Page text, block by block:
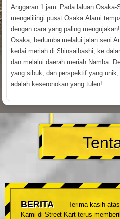
Anggaran 1 jam. Pada laluan Osaka-
mengelilingi pusat Osaka.Alami
dengan cara yang paling
Osaka, berlumba melalui jalan seni
kedai meriah di Shinsaibashi, ke
dan melalui daerah meriah Namba.
yang sibuk, dan perspektif yang
adalah keseronokan yang tulen!
BERITA
Terima kasih
Kami di Street Kart terus